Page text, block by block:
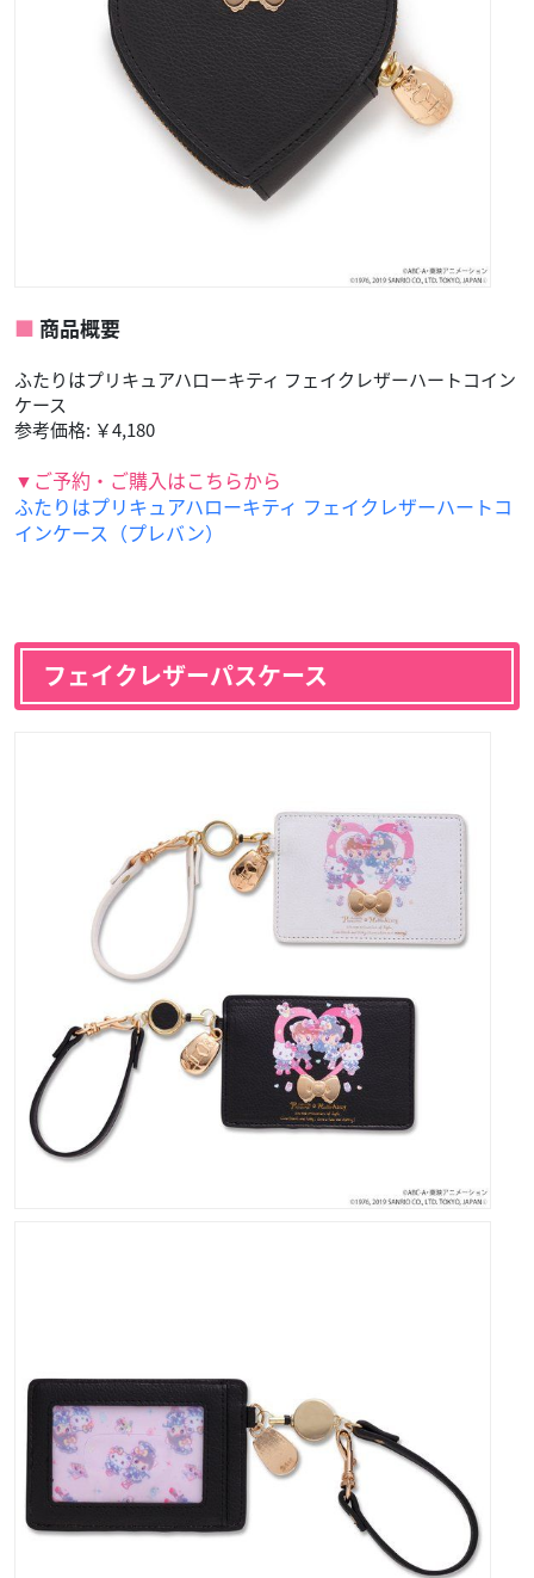
商品概要
ふたりはプリキュアハローキティ フェイクレザーハートコイン
ケース
参考価格: ￥4,180
▼ご予約・ご購入はこちらから
ふたりはプリキュアハローキティ フェイクレザーハートコ
インケース（プレバン）
フェイクレザーパスケース